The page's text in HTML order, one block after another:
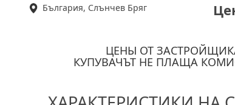
България, Слънчев Бряг
ЦЕНЫ ОТ
КУПУВАЧЪТ НЕ ПЛАЩА